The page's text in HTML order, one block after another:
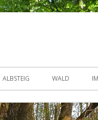
ALBSTEIG WALD